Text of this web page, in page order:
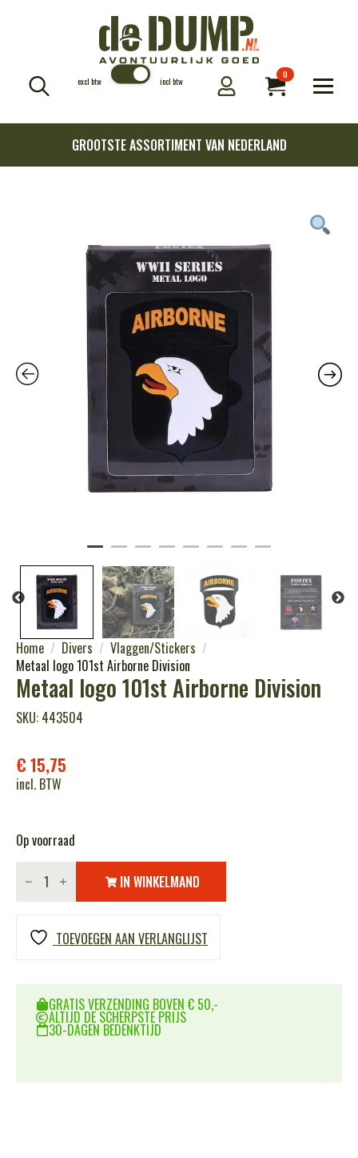
excl btw incl btw
0
GROOTSTE ASSORTIMENT VAN NEDERLAND
Home Divers
Vlaggen/Stickers
Metaal logo 101st Airborne Division
Metaal logo 101st Airborne Division
SKU: 443504
€15,75
incl. BTW
Op voorraad
Metaal
logo
Airborne
Division
aantal
IN WINKELMAND
TOEVOEGEN AAN VERLANGLIJST
GRATIS VERZENDING BOVEN € 50,-
ALTIJD DE SCHERPSTE PRIJS
30-DAGEN BEDENKTIJD